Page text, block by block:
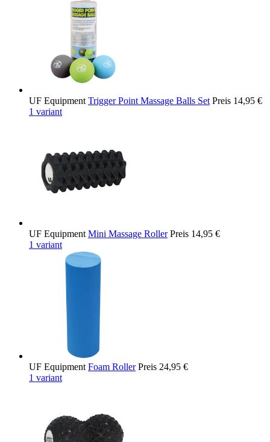
UF Equipment Trigger Point Massage Balls Set Preis 14,95 €
1 variant
UF Equipment Mini Massage Roller Preis 14,95 €
1 variant
UF Equipment Foam Roller Preis 24,95 €
1 variant